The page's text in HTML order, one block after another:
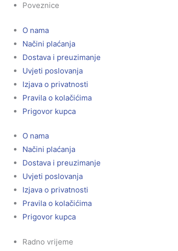
Poveznice
O nama
Načini plaćanja
Dostava i preuzimanje
Uvjeti poslovanja
Izjava o privatnosti
Pravila o kolačićima
Prigovor kupca
O nama
Načini plaćanja
Dostava i preuzimanje
Uvjeti poslovanja
Izjava o privatnosti
Pravila o kolačićima
Prigovor kupca
Radno vrijeme